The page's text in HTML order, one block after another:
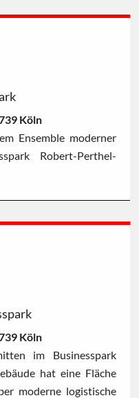
Köln
Ensemble moderner
Robert-Perthel-
Köln
im Businesspark
hat eine Fläche
moderne logistische